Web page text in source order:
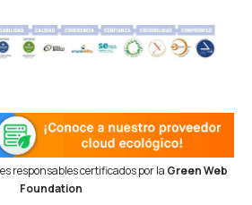
responsables certificados por la Green Web
Foundation